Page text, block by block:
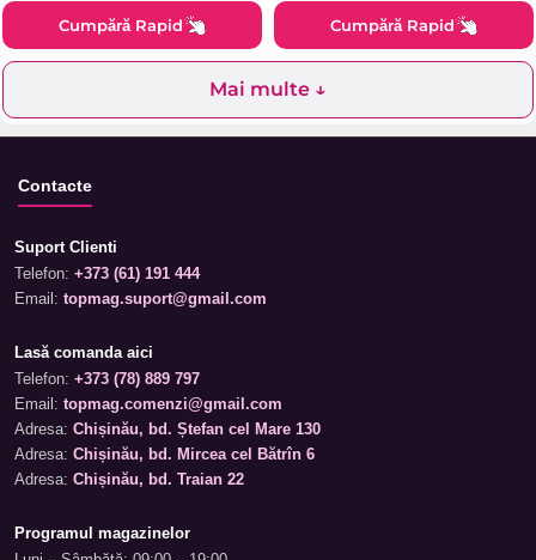
Cumpără Rapid Cumpără Rapid
Mai multe ↓
Contacte
Suport Clienti
Telefon: +373 (61) 191 444
Email: topmag.suport@gmail.com
Lasă comanda aici
Telefon: +373 (78) 889 797
Email: topmag.comenzi@gmail.com
Adresa: Chișinău, bd. Ștefan cel Mare 130
Adresa: Chișinău, bd. Mircea cel Bătrîn 6
Adresa: Chișinău, bd. Traian 22
Programul magazinelor